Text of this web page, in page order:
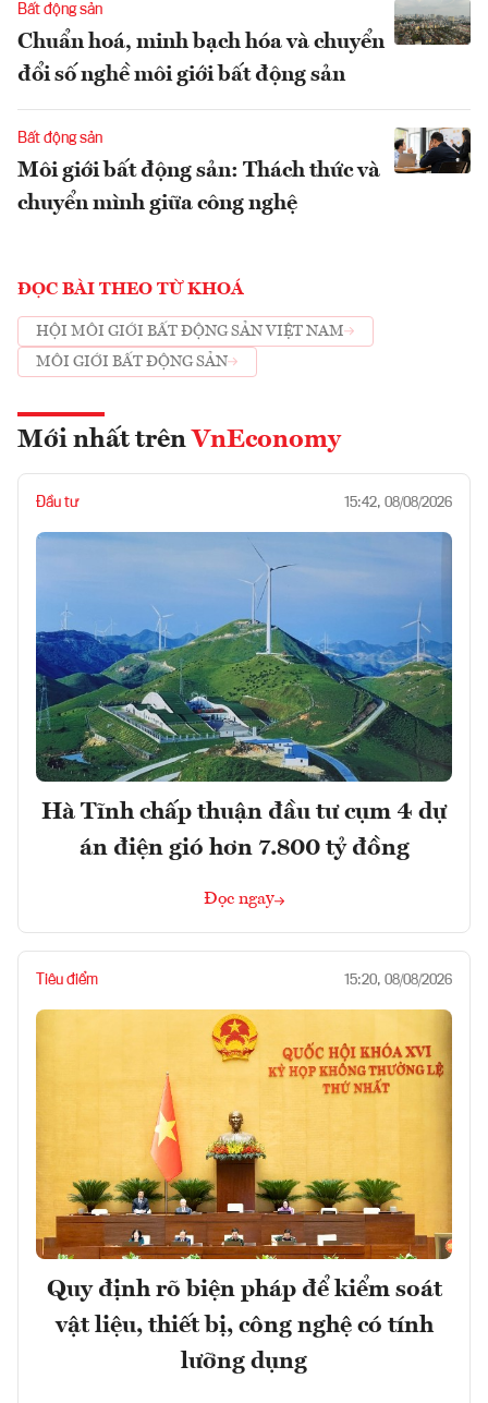
Bất động sản
Chuẩn hoá, minh bạch hóa và chuyển
đổi số nghề môi giới bất động sản
Bất động sản
Môi giới bất động sản: Thách thức và
chuyển mình giữa công nghệ
ĐỌC BÀI THEO TỪ KHOÁ
HỘI MÔI GIỚI BẤT ĐỘNG SẢN VIỆT NAM
MÔI GIỚI BẤT ĐỘNG SẢN
Mới nhất trên VnEconomy
Đầu tư 15:42, 08/08/2026
Hà Tĩnh chấp thuận đầu tư cụm 4 dự
án điện gió hơn 7.800 tỷ đồng
Đọc ngay
Tiêu điểm 15:20, 08/08/2026
Quy định rõ biện pháp để kiểm soát
vật liệu, thiết bị, công nghệ có tính
lưỡng dụng